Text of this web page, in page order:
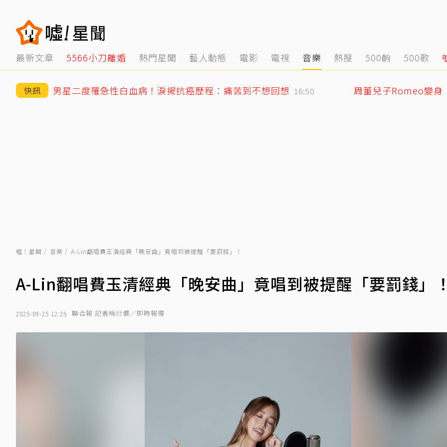
最新文章 5566小刀離婚 熱門星聞 藝人動態 電影 電視 音樂 熱搜 500齣 500歌
快訊 男星二度罹急性白血病！淚揭抗癌歷程：痛苦到不想回想 16:50 周董兒子Romeo變身
噓！星聞 音樂 A-Lin翻唱費玉清經典「晚安曲」竟唱到被提醒「要罰錢」！
A-Lin翻唱費玉清經典「晚安曲」竟唱到被提醒「要罰錢」
2025-09-25 12:25 聯合報 記者梅衍儂／即時報導